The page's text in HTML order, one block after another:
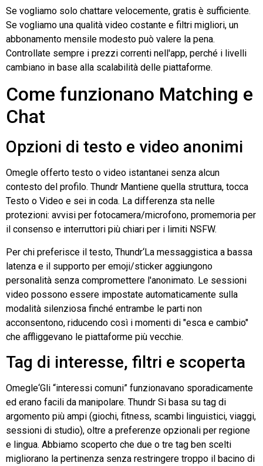
Se vogliamo solo chattare velocemente, gratis è sufficiente.
Se vogliamo una qualità video costante e filtri migliori, un
abbonamento mensile modesto può valere la pena.
Controllate sempre i prezzi correnti nell'app, perché i livelli
cambiano in base alla scalabilità delle piattaforme.
Come funzionano Matching e
Chat
Opzioni di testo e video anonimi
Omegle offerto testo o video istantanei senza alcun
contesto del profilo. Thundr Mantiene quella struttura, tocca
Testo o Video e sei in coda. La differenza sta nelle
protezioni: avvisi per fotocamera/microfono, promemoria per
il consenso e interruttori più chiari per i limiti NSFW.
Per chi preferisce il testo, Thundr‘La messaggistica a bassa
latenza e il supporto per emoji/sticker aggiungono
personalità senza compromettere l'anonimato. Le sessioni
video possono essere impostate automaticamente sulla
modalità silenziosa finché entrambe le parti non
acconsentono, riducendo così i momenti di "esca e cambio"
che affliggevano le piattaforme più vecchie.
Tag di interesse, filtri e scoperta
Omegle‘Gli “interessi comuni” funzionavano sporadicamente
ed erano facili da manipolare. Thundr Si basa su tag di
argomento più ampi (giochi, fitness, scambi linguistici, viaggi,
sessioni di studio), oltre a preferenze opzionali per regione
e lingua. Abbiamo scoperto che due o tre tag ben scelti
migliorano la pertinenza senza restringere troppo il bacino di